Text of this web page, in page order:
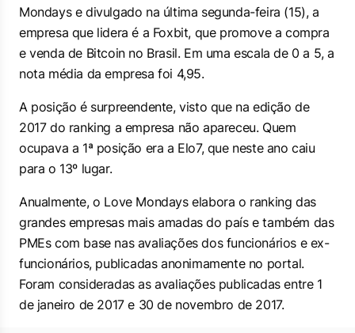
Mondays e divulgado na última segunda-feira (15), a
empresa que lidera é a Foxbit, que promove a compra
e venda de Bitcoin no Brasil. Em uma escala de 0 a 5, a
nota média da empresa foi 4,95.
A posição é surpreendente, visto que na edição de
2017 do ranking a empresa não apareceu. Quem
ocupava a 1ª posição era a Elo7, que neste ano caiu
para o 13º lugar.
Anualmente, o Love Mondays elabora o ranking das
grandes empresas mais amadas do país e também das
PMEs com base nas avaliações dos funcionários e ex-
funcionários, publicadas anonimamente no portal.
Foram consideradas as avaliações publicadas entre 1
de janeiro de 2017 e 30 de novembro de 2017.